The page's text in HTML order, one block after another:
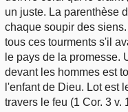
un juste. La parenthèse
chaque soupir des
tous ces tourments s'il
le pays de la promesse.
devant les hommes est
l'enfant de Dieu. Lot est
travers le feu (1 Cor. 3 v.